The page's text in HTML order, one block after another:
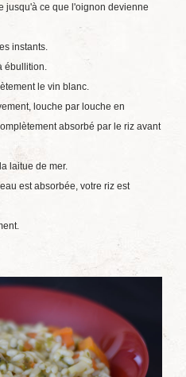
jusqu'à ce que l'oignon devienne
instants.
ébullition.
le vin blanc.
louche par louche en
absorbé par le riz avant
laitue de mer.
est absorbée, votre riz est